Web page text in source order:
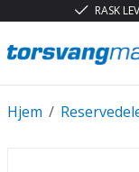
RASK
/
Hjem